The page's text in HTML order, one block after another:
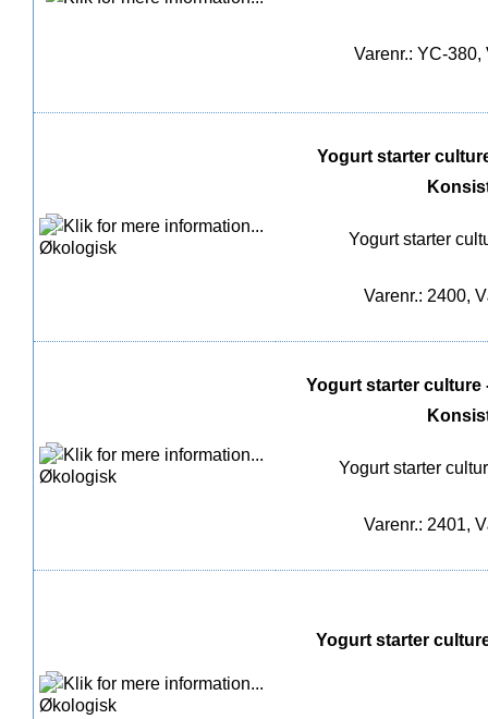
Varenr.: YC-
Yogurt starter
Yogurt starter
Varenr.: 2400,
Yogurt starter culture
Yogurt starter
Varenr.: 2401,
Yogurt starter